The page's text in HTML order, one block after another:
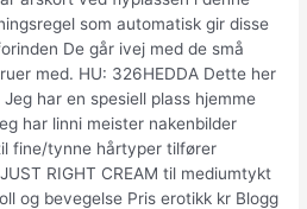
som automatisk gir disse
De går ivej med de små
med. ​HU: 326HEDDA Dette her
har en spesiell plass hjemme
har linni meister nakenbilder
fine/tynne hårtyper tilfører
RIGHT CREAM til mediumtykt
og bevegelse Pris erotikk kr Blogg